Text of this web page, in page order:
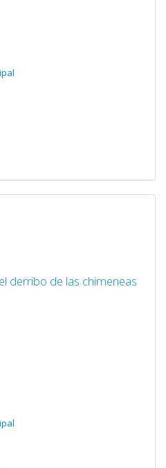
derribo de las chimeneas